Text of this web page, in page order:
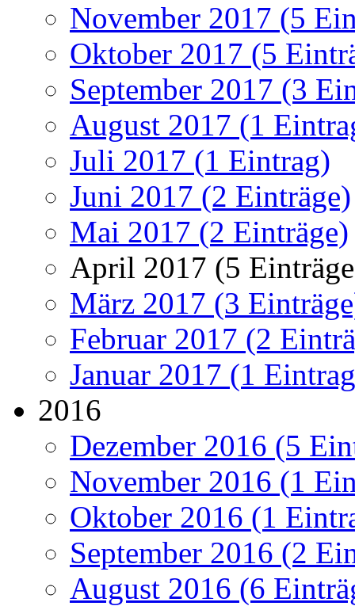
November 2017 (5
Oktober 2017 (5
September 2017 (3
August 2017 (1
Juli 2017 (1 Eintrag)
Juni 2017 (2 Einträge)
Mai 2017 (2 Einträge)
April 2017 (5
März 2017 (3
Februar 2017 (2
Januar 2017 (1
2016
Dezember 2016 (5
November 2016 (1
Oktober 2016 (1
September 2016 (2
August 2016 (6